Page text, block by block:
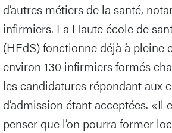
d’autres métiers de la santé,
infirmiers. La Haute école de
(HEdS) fonctionne déjà à pleine
environ 130 infirmiers formés
les candidatures répondant aux
d’admission étant acceptées. «Il
penser que l’on pourra former